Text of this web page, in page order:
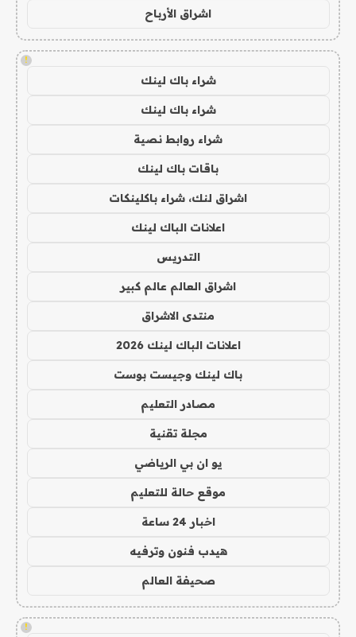
اشراق الأرباح
!
شراء باك لينك
شراء باك لينك
شراء روابط نصية
باقات باك لينك
اشراق لنك، شراء باكلينكات
اعلانات الباك لينك
التدريس
اشراق العالم عالم كبير
منتدى الاشراق
اعلانات الباك لينك 2026
باك لينك وجيست بوست
مصادر التعليم
مجلة تقنية
يو ان بي الرياضي
موقع حالة للتعليم
اخبار 24 ساعة
هيدب فنون وترفيه
صحيفة العالم
!